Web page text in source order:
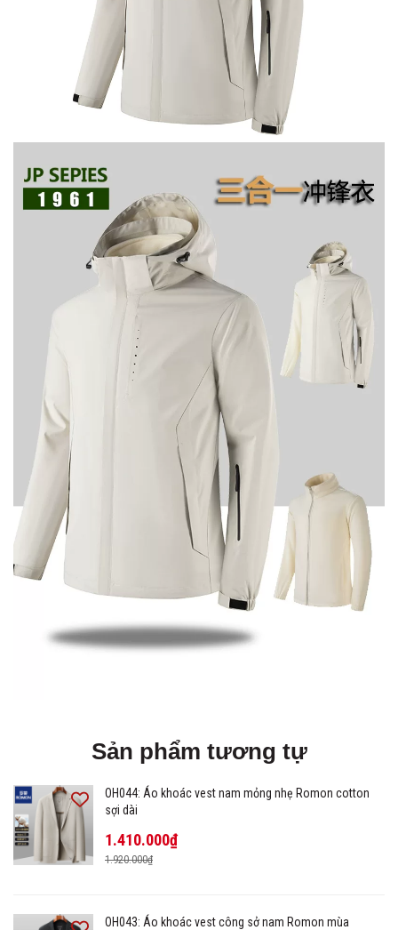
Sản phẩm tương tự
OH044: Áo khoác vest nam mỏng nhẹ Romon cotton
sợi dài
1.410.000₫
1.920.000₫
OH043: Áo khoác vest công sở nam Romon mùa